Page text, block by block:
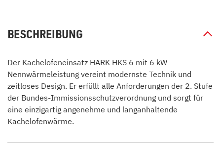
BESCHREIBUNG
Der Kachelofeneinsatz HARK HKS 6 mit 6 kW
Nennwärmeleistung vereint modernste Technik und
zeitloses Design. Er erfüllt alle Anforderungen der 2. Stufe
der Bundes-Immissionsschutzverordnung und sorgt für
eine einzigartig angenehme und langanhaltende
Kachelofenwärme.